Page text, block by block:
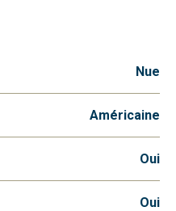
Nue
Américaine
Oui
Oui